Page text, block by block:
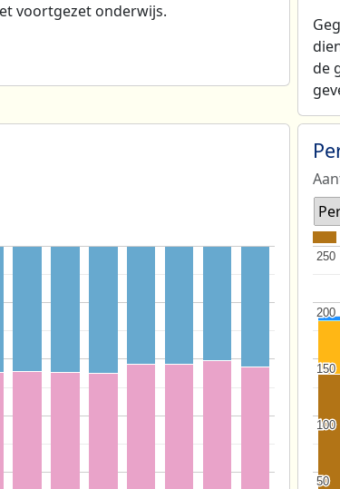
voortgezet onderwijs.
de
50
50
100
100
150
150
200
200
250
250